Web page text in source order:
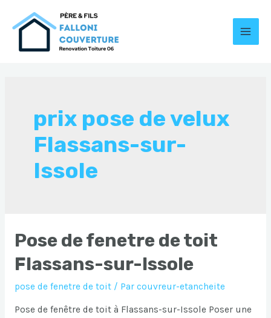
prix pose de velux
Flassans-sur-
Issole
Pose de fenetre de toit
Flassans-sur-Issole
pose de fenetre de toit/ Par couvreur-etancheite
Pose de fenêtre de toit à Flassans-sur-Issole Poser une